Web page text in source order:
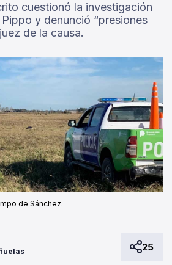
cuestionó la investigación
y denunció “presiones
de la causa.
de Sánchez.
25